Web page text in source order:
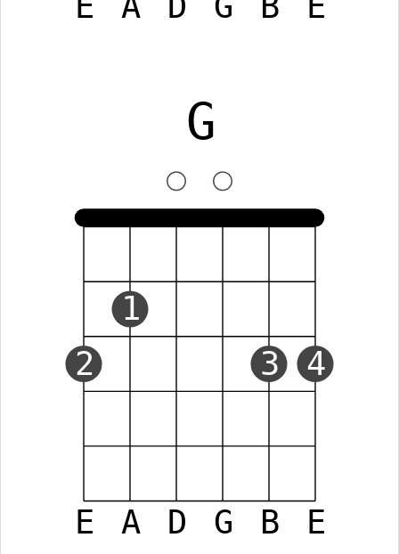
G
E A D G B E
2
1
3
4